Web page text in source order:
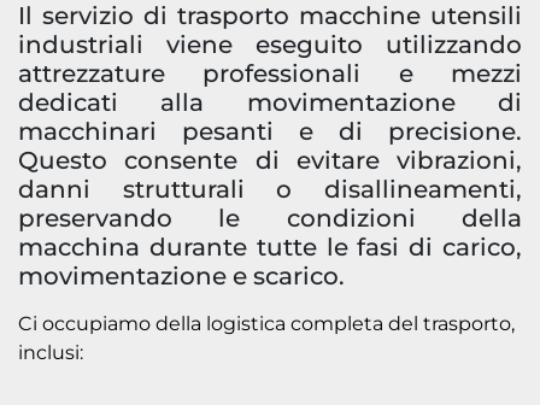
Il servizio di trasporto macchine utensili
industriali viene eseguito utilizzando
attrezzature professionali e mezzi
dedicati alla movimentazione di
macchinari pesanti e di precisione.
Questo consente di evitare vibrazioni,
danni strutturali o disallineamenti,
preservando le condizioni della
macchina durante tutte le fasi di carico,
movimentazione e scarico.
Ci occupiamo della logistica completa del trasporto,
inclusi: